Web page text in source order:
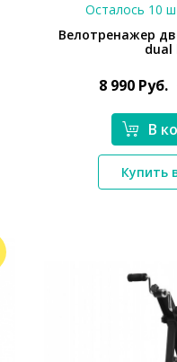
Осталось 10
Велотренажер
dual
8 990 Руб.
В
Купить